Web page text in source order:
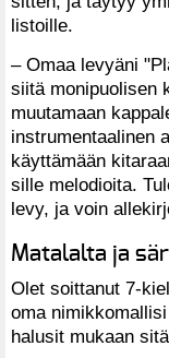
listoille.
– Omaa levyäni
siitä monipuolisen
muutamaan
instrumentaalinen
käyttämään
sille melodioita.
levy, ja voin
Matalalta ja
Olet soittanut 7-
oma
halusit mukaan